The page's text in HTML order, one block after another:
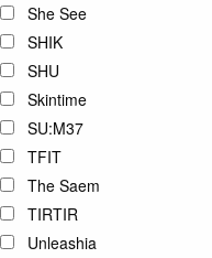
She See
SHIK
SHU
Skintime
SU:M37
TFIT
The Saem
TIRTIR
Unleashia